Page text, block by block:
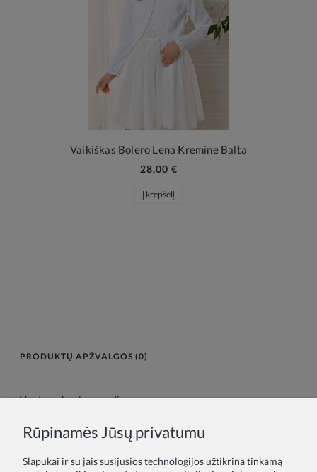
Vaikiškas Bolero Lena Kremine Balta
28,00 €
Į krepšelį
PRODUKTŲ APŽVALGOS (0)
Vardas arba slapyvardis:
Rūpinamės Jūsų privatumu
Slapukai ir su jais susijusios technologijos užtikrina tinkamą